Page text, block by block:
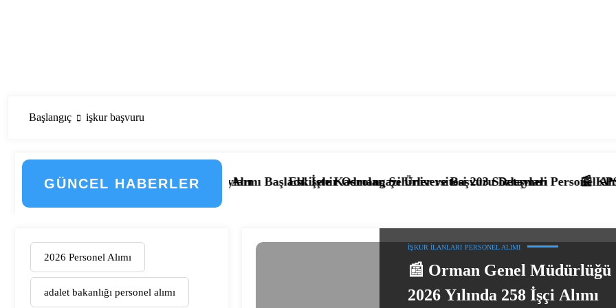
Başlangıç işkur başvuru
GÜNCEL HABERLER
Detayları
Personel Alımı Başladı! İşte Kadrolar, Şehirler ve Başvuru Detayları
Eskişehir Osmangazi Üniversitesi 203 Sözleşmeli Personel Alımı Başladı! İşte
📰 KPSS’li ve KPSS’siz
2026 Personel Alımı
adalet bakanlığı personel alımı
İŞKUR İLANLARI PERSONEL ALIMI
📰 Orman Genel Müdürlüğü
2026 Yılında 258 İşçi Alımı